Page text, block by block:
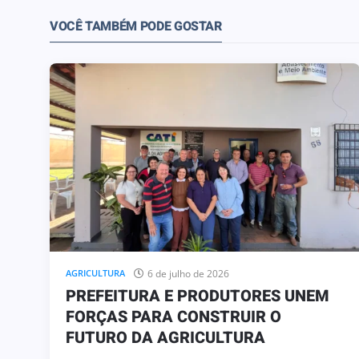
VOCÊ TAMBÉM PODE GOSTAR
AGRICULTURA 6 de julho de 2026
PREFEITURA E PRODUTORES UNEM
FORÇAS PARA CONSTRUIR O
FUTURO DA AGRICULTURA